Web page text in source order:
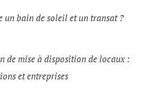
un bain de soleil et un transat ?
de mise à disposition de locaux :
et entreprises